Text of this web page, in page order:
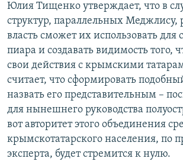
Юлия Тищенко утверждает, что в
структур, параллельных Меджлису,
власть сможет их использовать для
пиара и создавать видимость того,
свои действия с крымскими
считает, что сформировать
назвать его представительным –
для нынешнего руководства
вот авторитет этого объединения
крымскотатарского населения, по
эксперта, будет стремится к нулю.